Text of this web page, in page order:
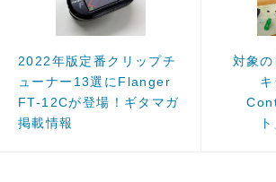
2022年版定番クリップチ
ューナー13選にFlanger
FT-12Cが登場！ギタマガ
掲載情報
対象